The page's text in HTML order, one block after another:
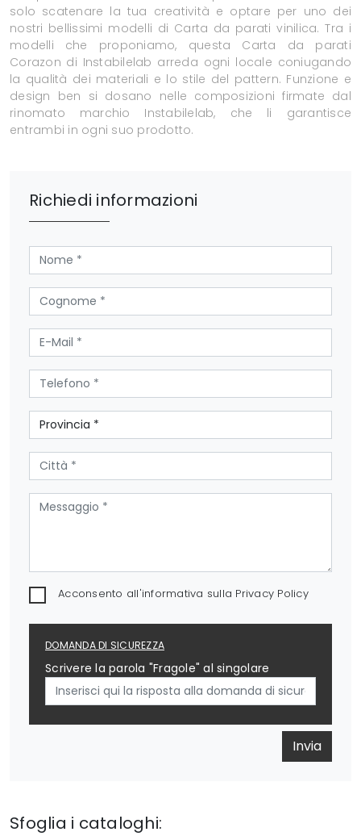
solo scatenare la tua creatività e optare per uno dei
nostri bellissimi modelli di Carta da parati vinilica. Tra i
modelli che proponiamo, questa Carta da parati
Corazon di Instabilelab arreda ogni locale coniugando
la qualità dei materiali e lo stile del pattern. Funzione e
design ben si dosano nelle composizioni firmate dal
rinomato marchio Instabilelab, che li garantisce
entrambi in ogni suo prodotto.
Richiedi informazioni
Acconsento all'informativa sulla Privacy Policy
DOMANDA DI SICUREZZA
Scrivere la parola "Fragole" al singolare
Invia
Sfoglia i cataloghi: